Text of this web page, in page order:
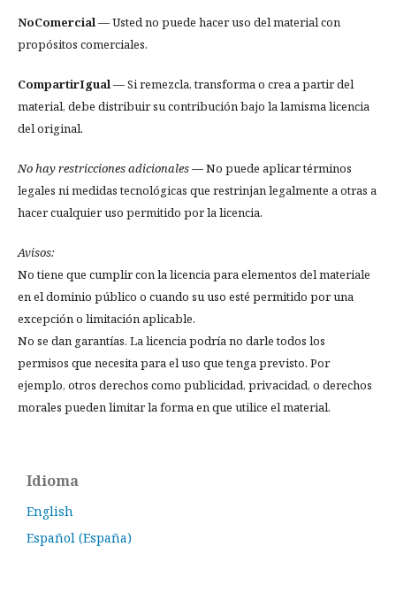
NoComercial— Usted no puede hacer uso del material con
propósitos comerciales.
CompartirIgual— Si remezcla, transforma o crea a partir del
material, debe distribuir su contribución bajo la lamisma licencia
del original.
No hay restricciones adicionales— No puede aplicar términos
legales ni medidas tecnológicas que restrinjan legalmente a otras a
hacer cualquier uso permitido por la licencia.
Avisos:
No tiene que cumplir con la licencia para elementos del materiale
en el dominio público o cuando su uso esté permitido por una
excepción o limitación aplicable.
No se dan garantías. La licencia podría no darle todos los
permisos que necesita para el uso que tenga previsto. Por
ejemplo, otros derechos como publicidad, privacidad, o derechos
morales pueden limitar la forma en que utilice el material.
Idioma
English
Español (España)